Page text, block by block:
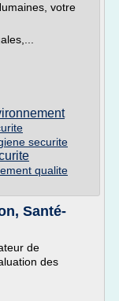
votre
securite
qualite
Santé-
de
des